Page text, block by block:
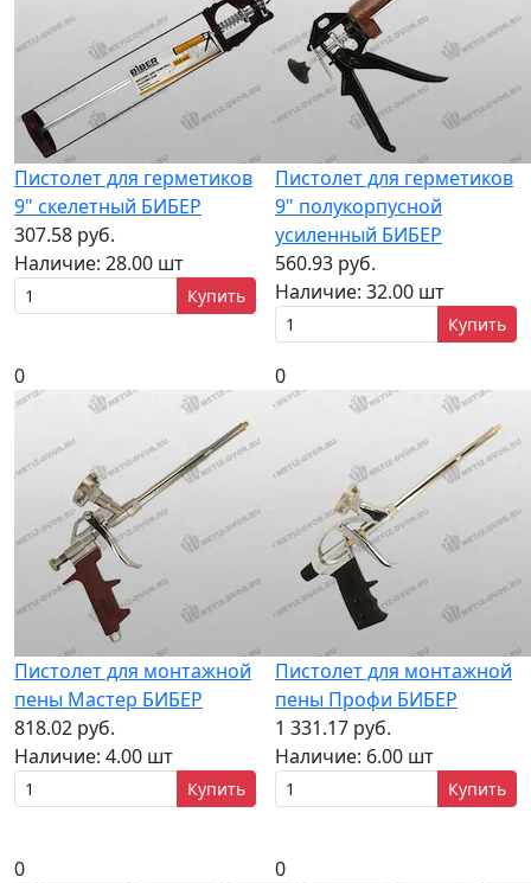
Пистолет для герметиков
9" скелетный БИБЕР
307.58 руб.
Наличие: 28.00 шт
Купить
Пистолет для герметиков
9" полукорпусной
усиленный БИБЕР
560.93 руб.
Наличие: 32.00 шт
Купить
0
Пистолет для монтажной
пены Мастер БИБЕР
818.02 руб.
Наличие: 4.00 шт
Купить
0
Пистолет для монтажной
пены Профи БИБЕР
1 331.17 руб.
Наличие: 6.00 шт
Купить
0 0